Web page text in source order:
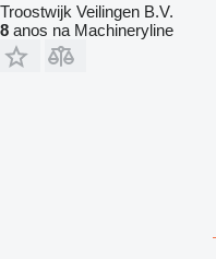
Troostwijk Veilingen B.V.
8 anos na Machineryline